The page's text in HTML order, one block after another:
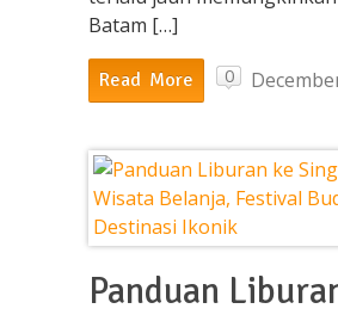
Batam […]
Read More 0
Panduan